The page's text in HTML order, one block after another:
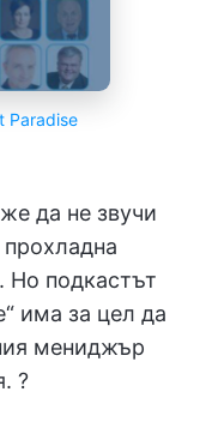
Paradise
да не звучи
прохладна
Но подкастът
има за цел да
мениджър
?️